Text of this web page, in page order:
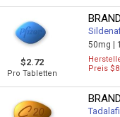
$2.72
Pro Tabletten
50mg |
Preis
Tadalafil